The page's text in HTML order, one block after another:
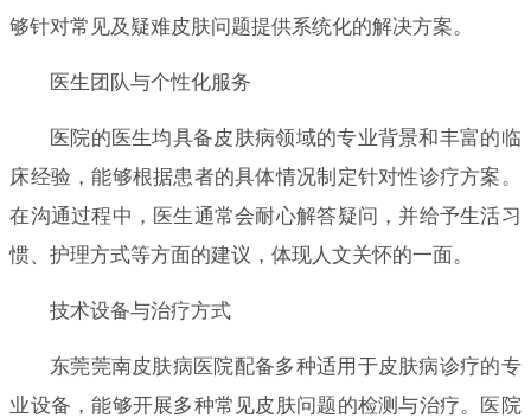
够针对常见及疑难皮肤问题提供系统化的解决方案。
医生团队与个性化服务
医院的医生均具备皮肤病领域的专业背景和丰富的临
床经验，能够根据患者的具体情况制定针对性诊疗方案。
在沟通过程中，医生通常会耐心解答疑问，并给予生活习
惯、护理方式等方面的建议，体现人文关怀的一面。
技术设备与治疗方式
东莞莞南皮肤病医院配备多种适用于皮肤病诊疗的专
业设备，能够开展多种常见皮肤问题的检测与治疗。医院